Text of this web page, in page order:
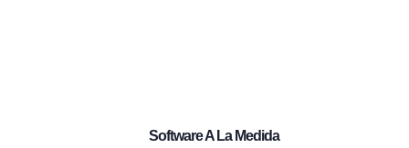
Software A La Medida